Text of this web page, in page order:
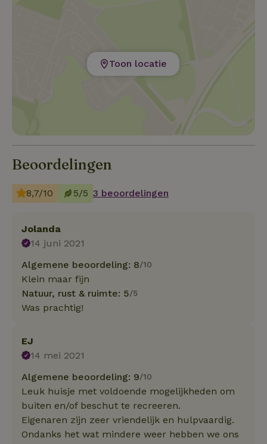
Toon locatie
Beoordelingen
8,7/10 5/5 3 beoordelingen
Jolanda
14 juni 2021
Algemene beoordeling: 8/10
Klein maar fijn
Natuur, rust & ruimte: 5/5
Was prachtig!
EJ
14 mei 2021
Algemene beoordeling: 9/10
Leuk huisje met voldoende mogelijkheden om
buiten en/of beschut te recreeren.
Eigenaren zijn zeer vriendelijk en hulpvaardig.
Ondanks het wat mindere weer hebben we ons